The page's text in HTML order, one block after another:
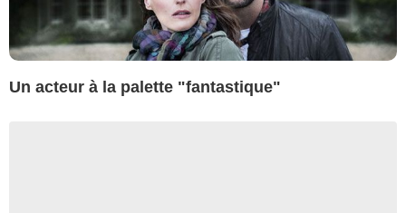
Un acteur à la palette "fantastique"